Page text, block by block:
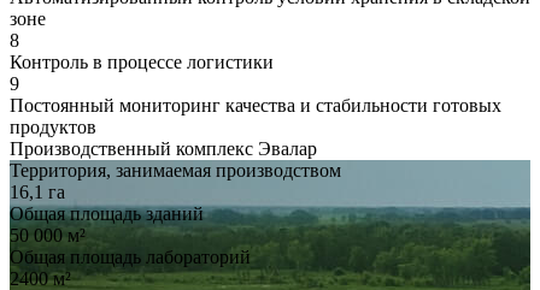
зоне
8
Контроль в процессе логистики
9
Постоянный мониторинг качества и стабильности готовых
продуктов
Производственный комплекс Эвалар
Территория, занимаемая производством
16,1 га
Общая площадь зданий
50 000 м²
Общая площадь лабораторий
2400м²